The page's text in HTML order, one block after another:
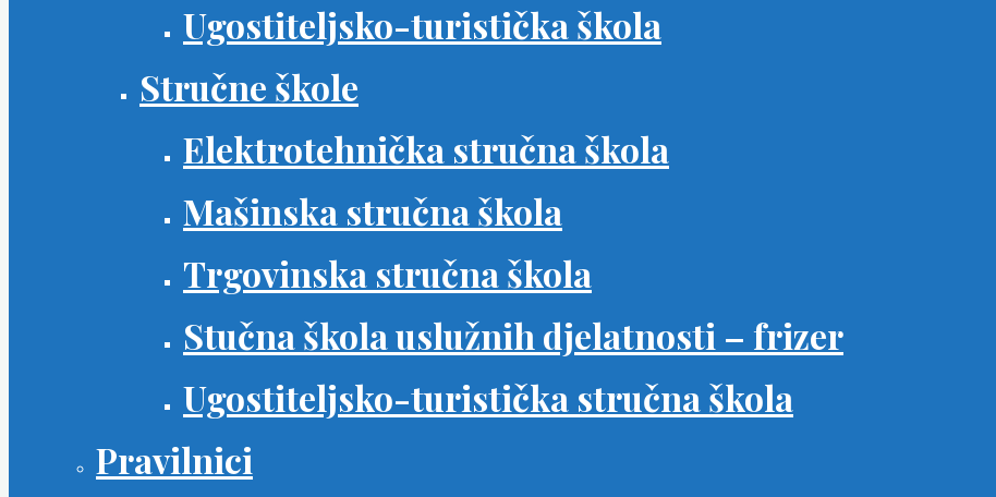
Ugostiteljsko-turistička škola
Stručne škole
Elektrotehnička stručna škola
Mašinska stručna škola
Trgovinska stručna škola
Stučna škola uslužnih djelatnosti – frizer
Ugostiteljsko-turistička stručna škola
Pravilnici